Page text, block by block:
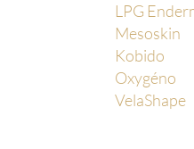
LPG
Mesoskin
Kobido
Oxygéno
VelaShape